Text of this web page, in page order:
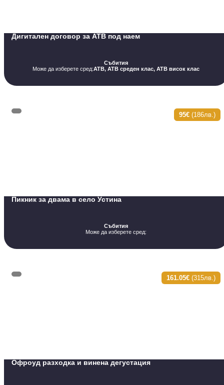
Дигитален договор за АТВ под наем
Събития
Може да изберете сред:АТВ, АТВ среден клас, АТВ висок клас
95€ (186лв.)
Пикник за двама в село Устина
Събития
Може да изберете сред:
161.05€ (315лв.)
Офроуд разходка и винена дегустация